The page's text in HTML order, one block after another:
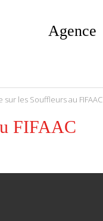
Agence
les Souffleurs au FIFAAC
FIFAAC